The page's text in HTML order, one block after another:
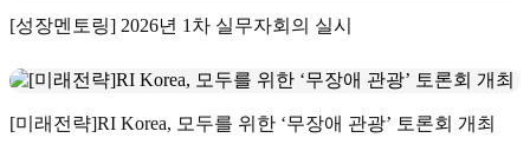
[성장멘토링] 2026년 1차 실무자회의 실시
[미래전략]RI Korea, 모두를 위한 ‘무장애 관광’ 토론회 개최